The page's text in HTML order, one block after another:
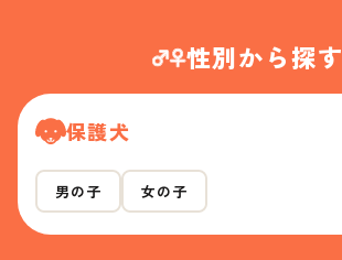
性別から探す
保護犬
男の子 女の子